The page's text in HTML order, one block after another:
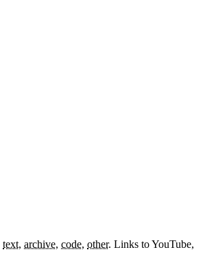
text, archive, code, other. Links to YouTube,